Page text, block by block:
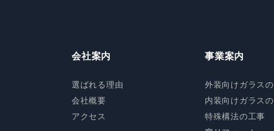
会社案内
選ばれる理由
会社概要
アクセス
事業案内
外装向けガラスの
内装向けガラスの
特殊構法の工事